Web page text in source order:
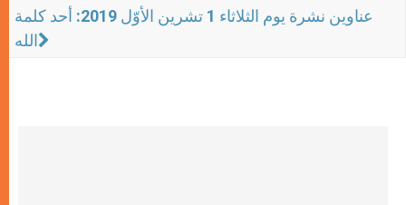
عناوين نشرة يوم الثلاثاء 1 تشرين الأوّل 2019: أحد كلمة
الله